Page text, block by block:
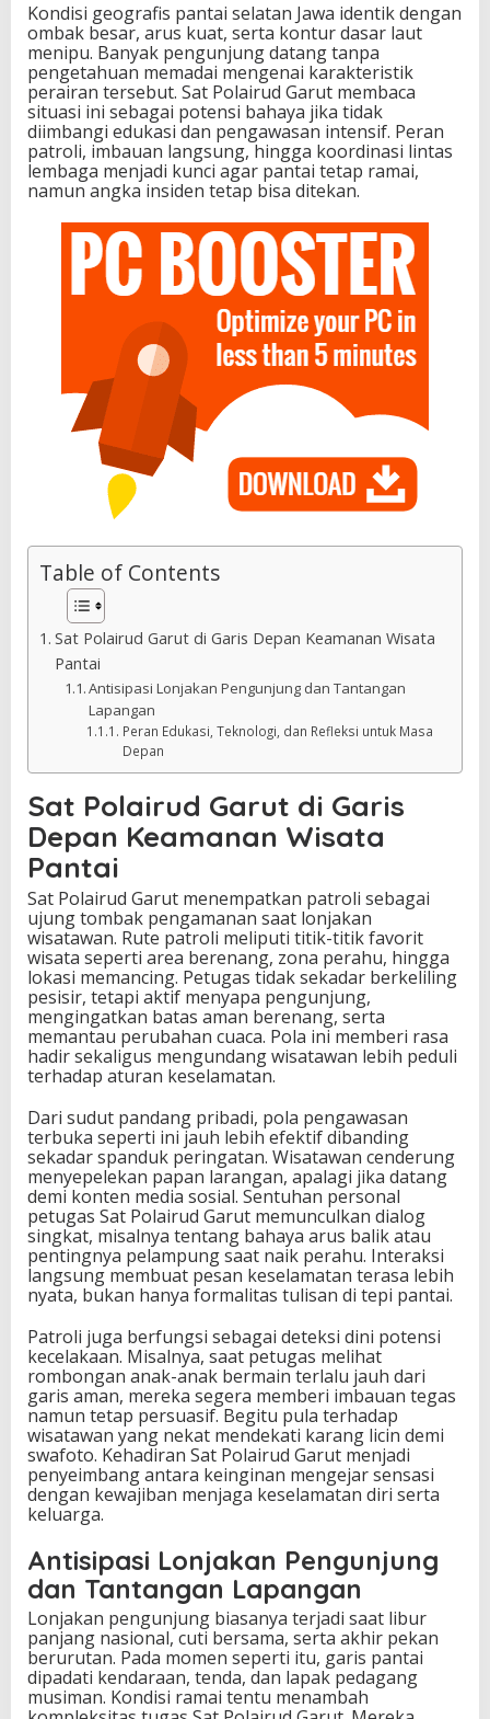
Kondisi geografis pantai selatan Jawa identik dengan
ombak besar, arus kuat, serta kontur dasar laut
menipu. Banyak pengunjung datang tanpa
pengetahuan memadai mengenai karakteristik
perairan tersebut. Sat Polairud Garut membaca
situasi ini sebagai potensi bahaya jika tidak
diimbangi edukasi dan pengawasan intensif. Peran
patroli, imbauan langsung, hingga koordinasi lintas
lembaga menjadi kunci agar pantai tetap ramai,
namun angka insiden tetap bisa ditekan.
Table of Contents
Sat Polairud Garut di Garis Depan Keamanan Wisata
Pantai
Antisipasi Lonjakan Pengunjung dan Tantangan
Lapangan
Peran Edukasi, Teknologi, dan Refleksi untuk Masa
Depan
Sat Polairud Garut di Garis
Depan Keamanan Wisata
Pantai
Sat Polairud Garut menempatkan patroli sebagai
ujung tombak pengamanan saat lonjakan
wisatawan. Rute patroli meliputi titik-titik favorit
wisata seperti area berenang, zona perahu, hingga
lokasi memancing. Petugas tidak sekadar berkeliling
pesisir, tetapi aktif menyapa pengunjung,
mengingatkan batas aman berenang, serta
memantau perubahan cuaca. Pola ini memberi rasa
hadir sekaligus mengundang wisatawan lebih peduli
terhadap aturan keselamatan.
Dari sudut pandang pribadi, pola pengawasan
terbuka seperti ini jauh lebih efektif dibanding
sekadar spanduk peringatan. Wisatawan cenderung
menyepelekan papan larangan, apalagi jika datang
demi konten media sosial. Sentuhan personal
petugas Sat Polairud Garut memunculkan dialog
singkat, misalnya tentang bahaya arus balik atau
pentingnya pelampung saat naik perahu. Interaksi
langsung membuat pesan keselamatan terasa lebih
nyata, bukan hanya formalitas tulisan di tepi pantai.
Patroli juga berfungsi sebagai deteksi dini potensi
kecelakaan. Misalnya, saat petugas melihat
rombongan anak-anak bermain terlalu jauh dari
garis aman, mereka segera memberi imbauan tegas
namun tetap persuasif. Begitu pula terhadap
wisatawan yang nekat mendekati karang licin demi
swafoto. Kehadiran Sat Polairud Garut menjadi
penyeimbang antara keinginan mengejar sensasi
dengan kewajiban menjaga keselamatan diri serta
keluarga.
Antisipasi Lonjakan Pengunjung
dan Tantangan Lapangan
Lonjakan pengunjung biasanya terjadi saat libur
panjang nasional, cuti bersama, serta akhir pekan
berurutan. Pada momen seperti itu, garis pantai
dipadati kendaraan, tenda, dan lapak pedagang
musiman. Kondisi ramai tentu menambah